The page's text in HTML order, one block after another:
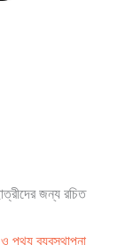
জন্য রচিত